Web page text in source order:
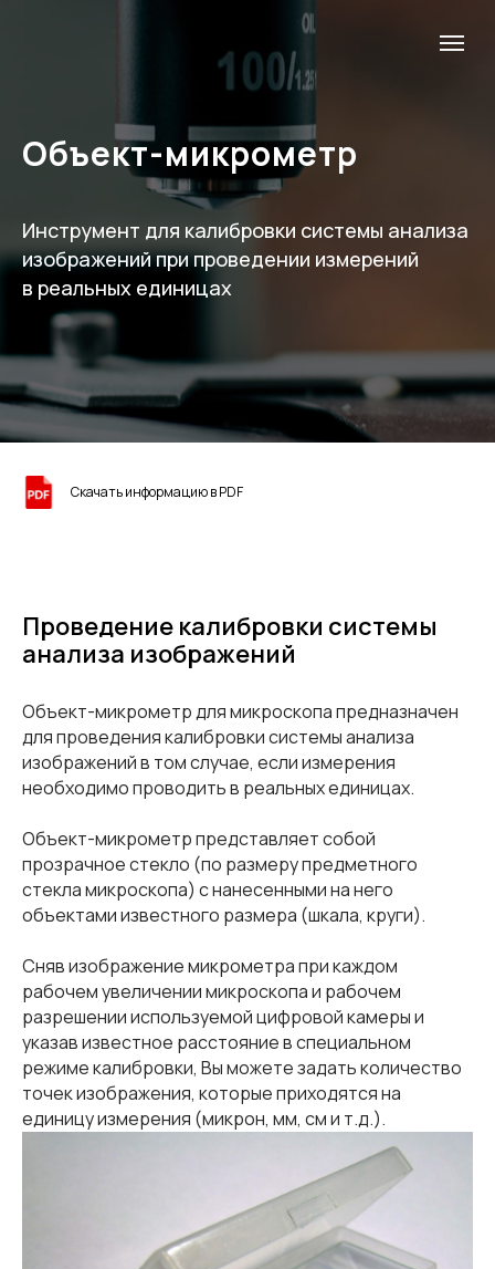
Объект-микрометр
Инструмент для калибровки системы анализа
изображений при проведении измерений
в реальных единицах
Скачать информацию в PDF
Проведение калибровки системы
анализа изображений
Объект-микрометр для микроскопа предназначен
для проведения калибровки системы анализа
изображений в том случае, если измерения
необходимо проводить в реальных единицах.
Объект-микрометр представляет собой
прозрачное стекло (по размеру предметного
стекла микроскопа) с нанесенными на него
объектами известного размера (шкала, круги).
Сняв изображение микрометра при каждом
рабочем увеличении микроскопа и рабочем
разрешении используемой цифровой камеры и
указав известное расстояние в специальном
режиме калибровки, Вы можете задать количество
точек изображения, которые приходятся на
единицу измерения (микрон, мм, см и т.д.).